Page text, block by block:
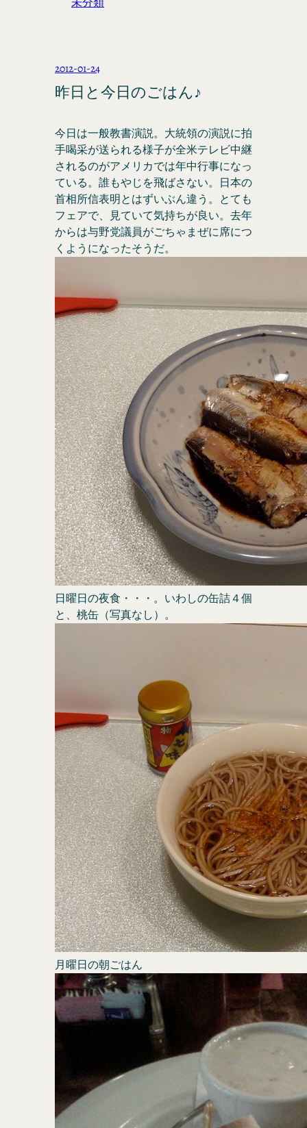
2012-01-24
昨日と今日のごはん♪
今日は一般教書演説。大統領の演説に拍
手喝采が送られる様子が全米テレビ中継
されるのがアメリカでは年中行事になっ
ている。誰もやじを飛ばさない。日本の
首相所信表明とはずいぶん違う。とても
フェアで、見ていて気持ちが良い。去年
からは与野党議員がごちゃまぜに席につ
くようになったそうだ。
日曜日の夜食・・・。いわしの缶詰４個
と、桃缶（写真なし）。
月曜日の朝ごはん